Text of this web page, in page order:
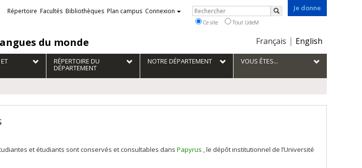
du monde
Je donne
Choix
la
langue
Français English
Liens
externes
Répertoire Facultés Bibliothèques Plan campus Connexion Rechercher
Rechercher
Ce site Tout UdeM
RÉPERTOIRE DU
DÉPARTEMENT
NOTRE DÉPARTEMENT VOUS ÊTES...
et étudiants sont conservés et consultables dans Papyrus , le dépôt institutionnel de l’Université